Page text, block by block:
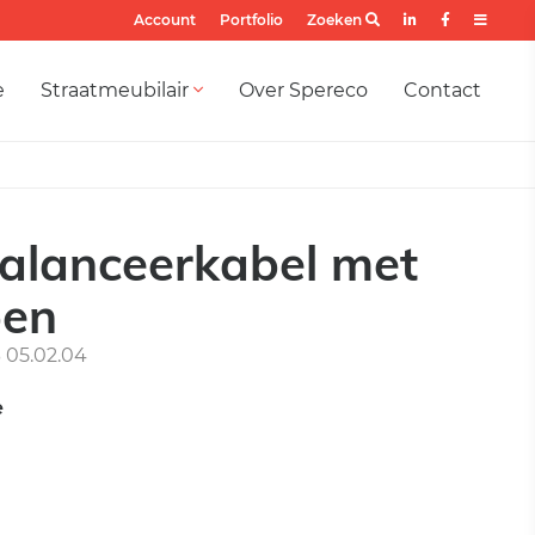
Account Portfolio Zoeken
Straatmeubilair Over Spereco Contact
met
05.02.04